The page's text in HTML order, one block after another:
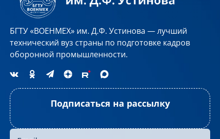
Подготовка к ОГЭ
Форма: очная
БГТУ «ВОЕНМЕХ» им. Д.Ф. Устинова — лучший
технический вуз страны по подготовке кадров
оборонной промышленности.
Подписаться на рассылку